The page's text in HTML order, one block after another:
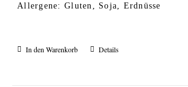
Allergene: Gluten, Soja, Erdnüsse
In den Warenkorb Details